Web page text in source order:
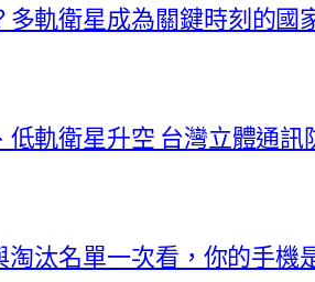
軌衛星成為關鍵時刻的國
軌衛星升空 台灣立體通訊
汰名單一次看，你的手機